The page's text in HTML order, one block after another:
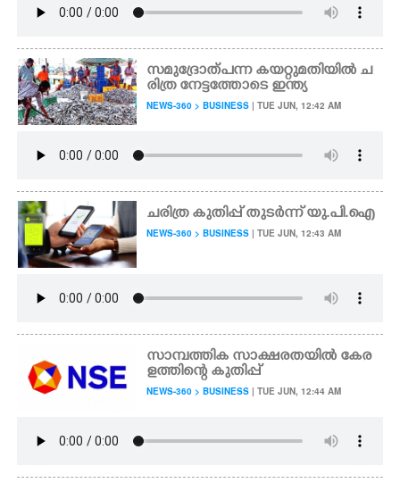
സമുദ്രോത്പന്ന കയറ്റുമതിയിൽ ച
രിത്ര നേട്ടത്തോടെ ഇന്ത്യ
NEWS-360 > BUSINESS | TUE JUN, 12:42 AM
ചരിത്ര കുതിപ്പ് തുടർന്ന് യു.പി.ഐ
NEWS-360 > BUSINESS | TUE JUN, 12:43 AM
സാമ്പത്തിക സാക്ഷരതയിൽ കേര
ളത്തിന്റെ കുതിപ്പ്
NEWS-360 > BUSINESS | TUE JUN, 12:44 AM